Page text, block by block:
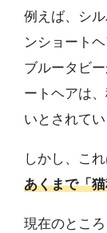
例えば、シ
ンショート
ブルータビ
ートヘアは
いとされてい
しかし、こ
あくまで「
現在のとこ